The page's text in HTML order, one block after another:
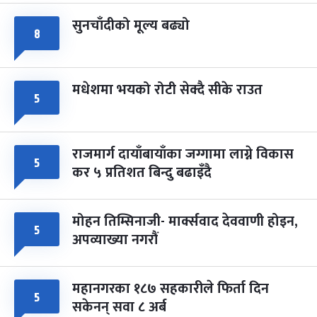
८ सुनचाँदीको मूल्य बढ्यो
५ मधेशमा भयको रोटी सेक्दै सीके राउत
५ राजमार्ग दायाँबायाँका जग्गामा लाग्ने विकास
कर ५ प्रतिशत बिन्दु बढाइँदै
५ मोहन तिम्सिनाजी- मार्क्सवाद देववाणी होइन,
अपव्याख्या नगरौं
५ महानगरका १८७ सहकारीले फिर्ता दिन
सकेनन् सवा ८ अर्ब